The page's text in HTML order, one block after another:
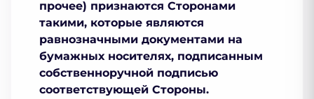
прочее) признаются Сторонами
такими, которые являются
равнозначными документами на
бумажных носителях, подписанным
собственноручной подписью
соответствующей Стороны.